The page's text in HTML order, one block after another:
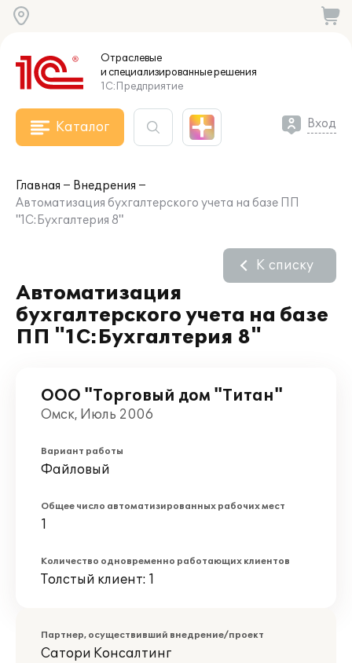
Отраслевые
и специализированныерешения
1С:Предприятие
Каталог Вход
Главная
Внедрения
Автоматизация бухгалтерского учета на базе ПП
"1С:Бухгалтерия 8"
Автоматизация
бухгалтерского учета на базе
ПП "1С:Бухгалтерия 8"
К списку
ООО "Торговый дом "Титан"
Омск, Июль 2006
Вариант работы
Файловый
Общее число автоматизированных рабочих мест
1
Количество одновременно работающих клиентов
Толстый клиент: 1
Партнер, осуществивший внедрение/проект
Сатори Консалтинг